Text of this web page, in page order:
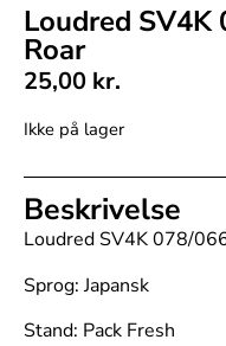
Loudred SV4K
Roar
25,00 kr.
Ikke på lager
Beskrivelse
Loudred SV4K 078/
Sprog: Japansk
Stand: Pack Fresh